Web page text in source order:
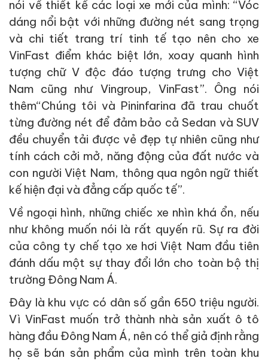
nói về thiết kế các loại xe mới của mình: “Vóc
dáng nổi bật với những đường nét sang trọng
và chi tiết trang trí tinh tế tạo nên cho xe
VinFast điểm khác biệt lớn, xoay quanh hình
tượng chữ V độc đáo tượng trưng cho Việt
Nam cũng như Vingroup, VinFast”. Ông nói
thêm“Chúng tôi và Pininfarina đã trau chuốt
từng đường nét để đảm bảo cả Sedan và SUV
đều chuyển tải được vẻ đẹp tự nhiên cũng như
tính cách cởi mở, năng động của đất nước và
con người Việt Nam, thông qua ngôn ngữ thiết
kế hiện đại và đẳng cấp quốc tế”.
Về ngoại hình, những chiếc xe nhìn khá ổn, nếu
như không muốn nói là rất quyến rũ. Sự ra đời
của công ty chế tạo xe hơi Việt Nam đầu tiên
đánh dấu một sự thay đổi lớn cho toàn bộ thị
trường Đông Nam Á.
Đây là khu vực có dân số gần 650 triệu người.
Vì VinFast muốn trở thành nhà sản xuất ô tô
hàng đầu Đông Nam Á, nên có thể giả định rằng
họ sẽ bán sản phẩm của mình trên toàn khu